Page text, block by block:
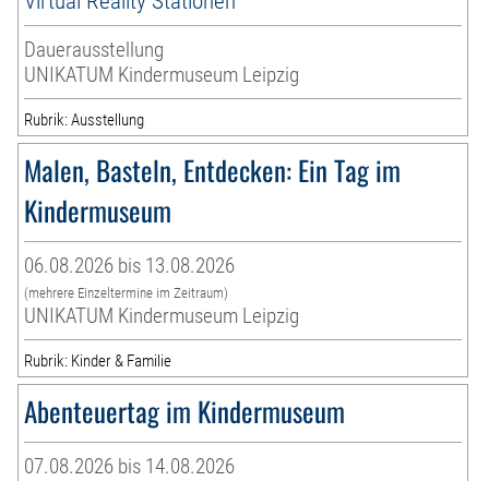
Dauerausstellung
UNIKATUM Kindermuseum Leipzig
Rubrik: Ausstellung
Malen, Basteln, Entdecken: Ein Tag im
Kindermuseum
06.08.2026 bis 13.08.2026
(mehrere Einzeltermine im Zeitraum)
UNIKATUM Kindermuseum Leipzig
Rubrik: Kinder & Familie
Abenteuertag im Kindermuseum
07.08.2026 bis 14.08.2026